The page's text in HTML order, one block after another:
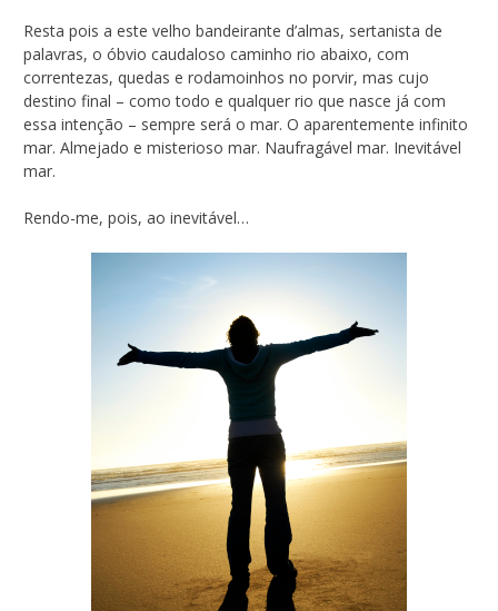
Resta pois a este velho bandeirante d’almas, sertanista de
palavras, o óbvio caudaloso caminho rio abaixo, com
correntezas, quedas e rodamoinhos no porvir, mas cujo
destino final – como todo e qualquer rio que nasce já com
essa intenção – sempre será o mar. O aparentemente infinito
mar. Almejado e misterioso mar. Naufragável mar. Inevitável
mar.
Rendo-me, pois, ao inevitável…